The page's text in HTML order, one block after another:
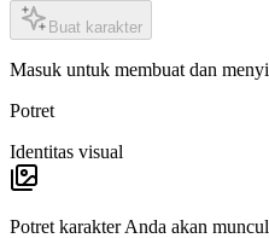
Buat karakter
Masuk untuk membuat dan
Potret
Identitas visual
Potret karakter Anda akan